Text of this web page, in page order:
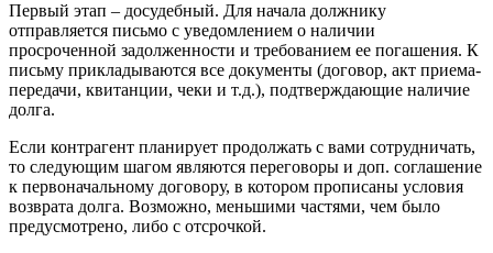
Первый этап – досудебный. Для начала должнику
отправляется письмо с уведомлением о наличии
просроченной задолженности и требованием ее погашения. К
письму прикладываются все документы (договор, акт приема-
передачи, квитанции, чеки и т.д.), подтверждающие наличие
долга.
Если контрагент планирует продолжать с вами сотрудничать,
то следующим шагом являются переговоры и доп. соглашение
к первоначальному договору, в котором прописаны условия
возврата долга. Возможно, меньшими частями, чем было
предусмотрено, либо с отсрочкой.